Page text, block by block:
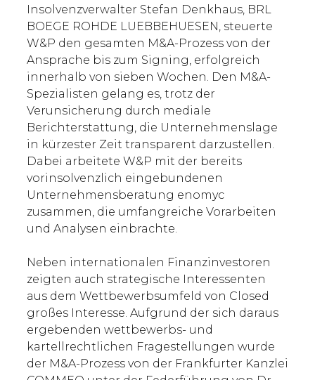
Insolvenzverwalter Stefan Denkhaus, BRL
BOEGE ROHDE LUEBBEHUESEN, steuerte
W&P den gesamten M&A-Prozess von der
Ansprache bis zum Signing, erfolgreich
innerhalb von sieben Wochen. Den M&A-
Spezialisten gelang es, trotz der
Verunsicherung durch mediale
Berichterstattung, die Unternehmenslage
in kürzester Zeit transparent darzustellen.
Dabei arbeitete W&P mit der bereits
vorinsolvenzlich eingebundenen
Unternehmensberatung enomyc
zusammen, die umfangreiche Vorarbeiten
und Analysen einbrachte.
Neben internationalen Finanzinvestoren
zeigten auch strategische Interessenten
aus dem Wettbewerbsumfeld von Closed
großes Interesse. Aufgrund der sich daraus
ergebenden wettbewerbs- und
kartellrechtlichen Fragestellungen wurde
der M&A-Prozess von der Frankfurter Kanzlei